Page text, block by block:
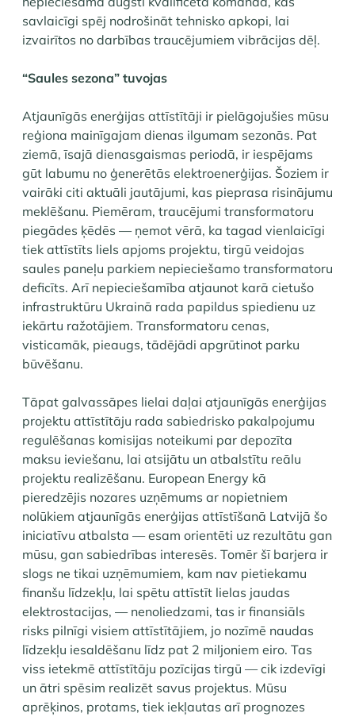
savlaicīgi spēj nodrošināt tehnisko apkopi, lai
izvairītos no darbības traucējumiem vibrācijas dēļ.
“Saules sezona” tuvojas
Atjaunīgās enerģijas attīstītāji ir pielāgojušies mūsu
reģiona mainīgajam dienas ilgumam sezonās. Pat
ziemā, īsajā dienasgaismas periodā, ir iespējams
gūt labumu no ģenerētās elektroenerģijas. Šoziem ir
vairāki citi aktuāli jautājumi, kas pieprasa risinājumu
meklēšanu. Piemēram, traucējumi transformatoru
piegādes ķēdēs — ņemot vērā, ka tagad vienlaicīgi
tiek attīstīts liels apjoms projektu, tirgū veidojas
saules paneļu parkiem nepieciešamo transformatoru
deficīts. Arī ​nepieciešamība atjaunot karā cietušo
infrastruktūru Ukrainā rada papildus spiedienu uz
iekārtu ražotājiem.​ Transformatoru cenas,
visticamāk, pieaugs, tādējādi apgrūtinot parku
būvēšanu.
Tāpat galvassāpes lielai daļai atjaunīgās enerģijas
projektu attīstītāju rada sabiedrisko pakalpojumu
regulēšanas komisijas noteikumi par depozīta
maksu ieviešanu, lai atsijātu un atbalstītu reālu
projektu realizēšanu. European Energy kā
pieredzējis nozares uzņēmums ar nopietniem
nolūkiem atjaunīgās enerģijas attīstīšanā Latvijā šo
iniciatīvu atbalsta — esam orientēti uz rezultātu gan
mūsu, gan sabiedrības interesēs. Tomēr šī barjera ir
slogs ne tikai uzņēmumiem, kam nav pietiekamu
finanšu līdzekļu, lai spētu attīstīt lielas jaudas
elektrostacijas, — nenoliedzami, tas ir finansiāls
risks pilnīgi visiem attīstītājiem, jo nozīmē naudas
līdzekļu iesaldēšanu līdz pat 2 miljoniem eiro. Tas
viss ietekmē attīstītāju pozīcijas tirgū — cik izdevīgi
un ātri spēsim realizēt savus projektus. Mūsu
aprēķinos, protams, tiek iekļautas arī prognozes